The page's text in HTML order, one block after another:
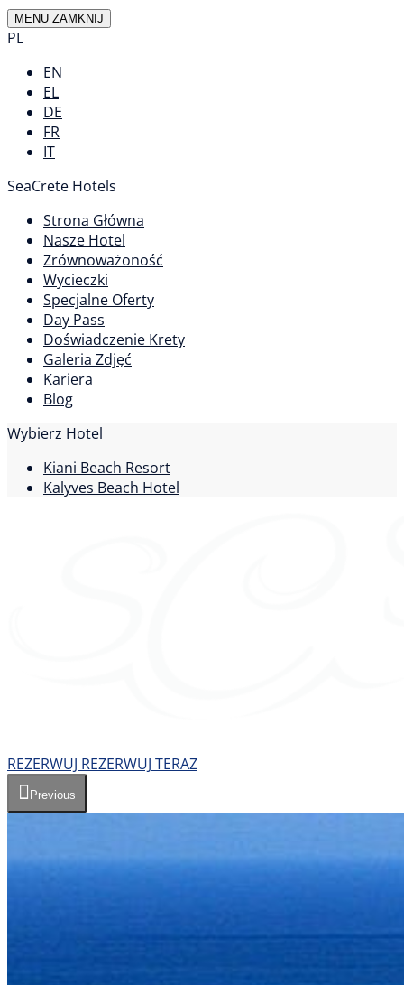
MENU ZAMKNIJ
PL
EN
EL
DE
FR
IT
SeaCrete Hotels
Strona Główna
Nasze Hotel
Zrównoważoność
Wycieczki
Specjalne Oferty
Day Pass
Doświadczenie Krety
Galeria Zdjęć
Kariera
Blog
Wybierz Hotel
Kiani Beach Resort
Kalyves Beach Hotel
REZERWUJ REZERWUJ TERAZ
Previous